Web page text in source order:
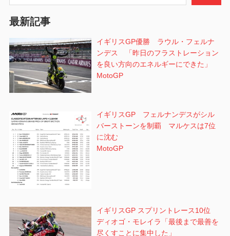
ン
最新記事
イギリスGP優勝 ラウル・フェルナ
ンデス 「昨日のフラストレーション
を良い方向のエネルギーにできた」
MotoGP
イギリスGP フェルナンデスがシル
バーストーンを制覇 マルケスは7位
に沈む
MotoGP
イギリスGP スプリントレース10位
ディオゴ・モレイラ「最後まで最善を
尽くすことに集中した」